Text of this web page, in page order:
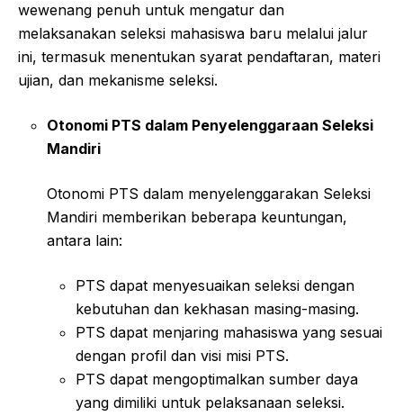
wewenang penuh untuk mengatur dan
melaksanakan seleksi mahasiswa baru melalui jalur
ini, termasuk menentukan syarat pendaftaran, materi
ujian, dan mekanisme seleksi.
Otonomi PTS dalam Penyelenggaraan Seleksi
Mandiri
Otonomi PTS dalam menyelenggarakan Seleksi
Mandiri memberikan beberapa keuntungan,
antara lain:
PTS dapat menyesuaikan seleksi dengan
kebutuhan dan kekhasan masing-masing.
PTS dapat menjaring mahasiswa yang sesuai
dengan profil dan visi misi PTS.
PTS dapat mengoptimalkan sumber daya
yang dimiliki untuk pelaksanaan seleksi.